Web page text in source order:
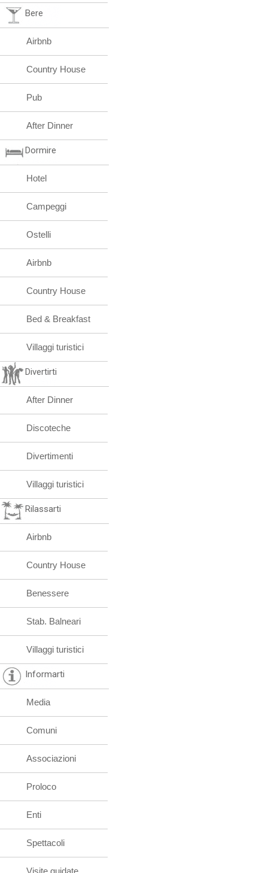
Bere
Airbnb
Country House
Pub
After Dinner
Dormire
Hotel
Campeggi
Ostelli
Airbnb
Country House
Bed & Breakfast
Villaggi turistici
Divertirti
After Dinner
Discoteche
Divertimenti
Villaggi turistici
Rilassarti
Airbnb
Country House
Benessere
Stab. Balneari
Villaggi turistici
Informarti
Media
Comuni
Associazioni
Proloco
Enti
Spettacoli
Visite guidate